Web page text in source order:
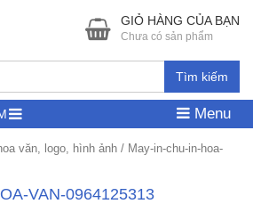
Tìm kiếm
GIỎ HÀNG CỦA BẠN
Chưa có sản phẩm
Menu
văn, logo, hình ảnh / May-in-chu-in-hoa-
VAN-0964125313